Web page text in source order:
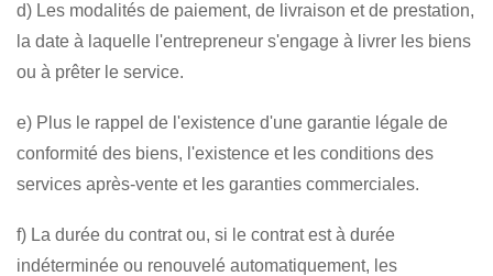
d) Les modalités de paiement, de livraison et de prestation,
la date à laquelle l'entrepreneur s'engage à livrer les biens
ou à prêter le service.
e) Plus le rappel de l'existence d'une garantie légale de
conformité des biens, l'existence et les conditions des
services après-vente et les garanties commerciales.
f) La durée du contrat ou, si le contrat est à durée
indéterminée ou renouvelé automatiquement, les